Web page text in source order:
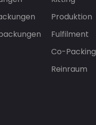
Produktion
Fulfilment
Co-Packing
Reinraum